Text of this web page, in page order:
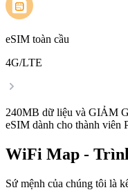
eSIM toàn cầu
4G/LTE
240MB dữ liệu và GIẢM
eSIM dành cho thành viên
WiFi Map -
Sứ mệnh của chúng tôi là